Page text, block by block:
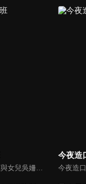
本土天王吳宗憲與女兒吳姍儒（Sandy）搭檔主持，每集邀請來賓暢談演藝圈大小事，父女檔聯手笑果十足，老梗搭上新世代，最新組合強勢登場！
今夜造